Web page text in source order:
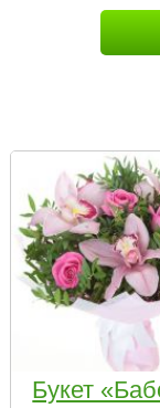
Букет